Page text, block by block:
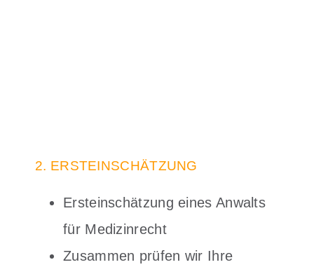
2. ERSTEINSCHÄTZUNG
Ersteinschätzung eines Anwalts
für Medizinrecht
Zusammen prüfen wir Ihre